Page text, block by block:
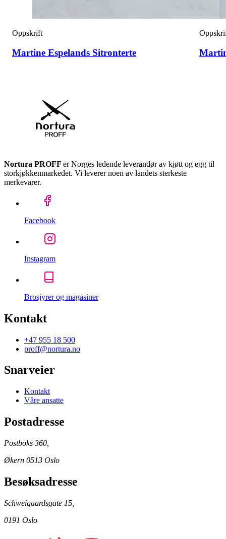
Oppskrift
Martine Espelands Sitronterte
Nortura PROFF er Norges ledende leverandør av kjøtt og egg til
storkjøkkenmarkedet. Vi leverer noen av landets sterkeste
merkevarer.
Facebook
Instagram
Brosjyrer og magasiner
Kontakt
+47 955 18 500
proff@nortura.no
Snarveier
Kontakt
Våre ansatte
Postadresse
Postboks 360,
Økern 0513 Oslo
Besøksadresse
Schweigaardsgate 15,
0191 Oslo